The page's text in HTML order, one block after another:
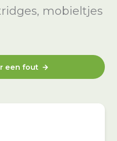
mobieltjes
een fout